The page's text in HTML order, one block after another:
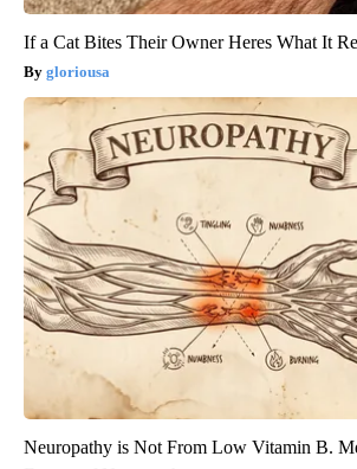
If a Cat Bites Their Owner Heres What It
gloriousa
Neuropathy is Not From Low Vitamin B.